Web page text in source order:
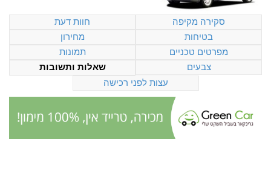
סקירה מקיפה
חוות דעת
בטיחות
מחירון
מפרטים טכניים
תמונות
צבעים
שאלות ותשובות
עצות לפני רכישה